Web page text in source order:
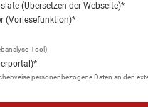
Facebook
(Übersetzen der Webseite)*
(Vorlesefunktion)*
Tool)
personenbezogene Daten an den